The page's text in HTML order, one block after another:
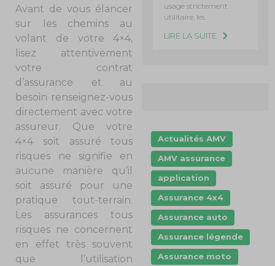
Avant de vous élancer
sur les chemins au
volant de votre 4×4,
lisez attentivement
votre contrat
d’assurance et au
besoin renseignez-vous
directement avec votre
assureur. Que votre
4×4 soit assuré tous
risques ne signifie en
aucune manière qu’il
soit assuré pour une
pratique tout-terrain.
Les assurances tous
risques ne concernent
en effet très souvent
que l’utilisation
usage strictement
utilitaire, les
LIRE LA SUITE
Actualités AMV
AMV assurance
application
Assurance 4x4
Assurance auto
Assurance légende
Assurance moto